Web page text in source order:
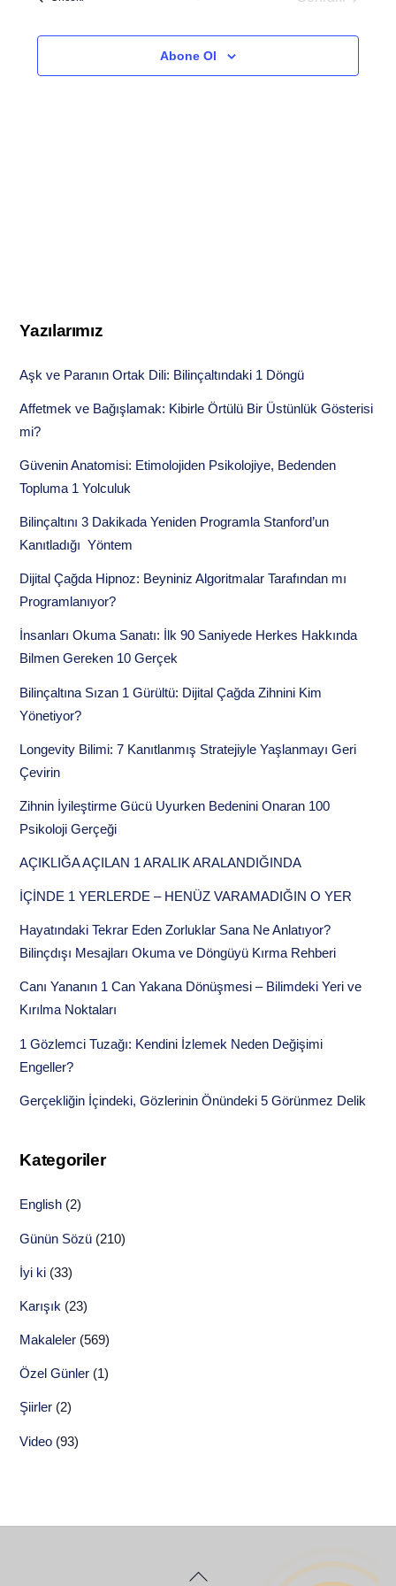
Abone Ol
Yazılarımız
Aşk ve Paranın Ortak Dili: Bilinçaltındaki 1 Döngü
Affetmek ve Bağışlamak: Kibirle Örtülü Bir Üstünlük Gösterisi
mi?
Güvenin Anatomisi: Etimolojiden Psikolojiye, Bedenden
Topluma 1 Yolculuk
Bilinçaltını 3 Dakikada Yeniden Programla Stanford’un
Kanıtladığı Yöntem
Dijital Çağda Hipnoz: Beyniniz Algoritmalar Tarafından mı
Programlanıyor?
İnsanları Okuma Sanatı: İlk 90 Saniyede Herkes Hakkında
Bilmen Gereken 10 Gerçek
Bilinçaltına Sızan 1 Gürültü: Dijital Çağda Zihnini Kim
Yönetiyor?
Longevity Bilimi: 7 Kanıtlanmış Stratejiyle Yaşlanmayı Geri
Çevirin
Zihnin İyileştirme Gücü Uyurken Bedenini Onaran 100
Psikoloji Gerçeği
AÇIKLIĞA AÇILAN 1 ARALIK ARALANDIĞINDA
İÇİNDE 1 YERLERDE – HENÜZ VARAMADIĞIN O YER
Hayatındaki Tekrar Eden Zorluklar Sana Ne Anlatıyor?
Bilinçdışı Mesajları Okuma ve Döngüyü Kırma Rehberi
Canı Yananın 1 Can Yakana Dönüşmesi – Bilimdeki Yeri ve
Kırılma Noktaları
1 Gözlemci Tuzağı: Kendini İzlemek Neden Değişimi
Engeller?
Gerçekliğin İçindeki, Gözlerinin Önündeki 5 Görünmez Delik
Kategoriler
English (2)
Günün Sözü (210)
İyi ki (33)
Karışık (23)
Makaleler (569)
Özel Günler (1)
Şiirler (2)
Video (93)
Back